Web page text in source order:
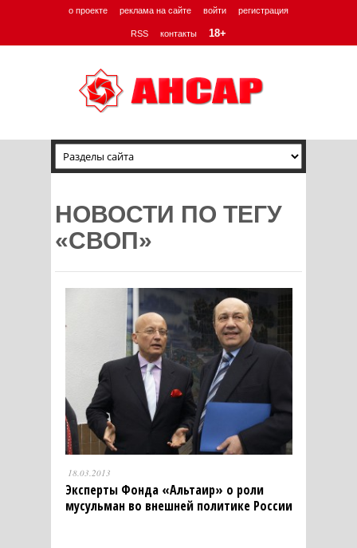
о проекте реклама на сайте войти регистрация
RSS контакты 18+
НОВОСТИ ПО ТЕГУ
«СВОП»
18.03.2013
Эксперты Фонда «Альтаир» о роли
мусульман во внешней политике России